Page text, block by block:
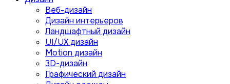
Веб-дизайн
Дизайн интерьеров
Ландшафтный дизайн
UI/UX дизайн
Motion дизайн
3D-дизайн
Графический дизайн